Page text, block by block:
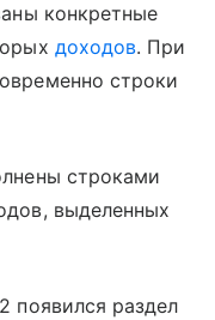
конкретные
доходов. При
строки
строками
выделенных
появился раздел